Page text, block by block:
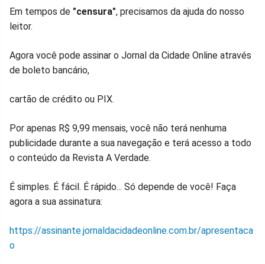
Em tempos de "censura", precisamos da ajuda do nosso
leitor.
Agora você pode assinar o Jornal da Cidade Online através
de boleto bancário,
cartão de crédito ou PIX.
Por apenas R$ 9,99 mensais, você não terá nenhuma
publicidade durante a sua navegação e terá acesso a todo
o conteúdo da Revista A Verdade.
É simples. É fácil. É rápido... Só depende de você! Faça
agora a sua assinatura:
https://assinante.jornaldacidadeonline.com.br/apresentaca
o